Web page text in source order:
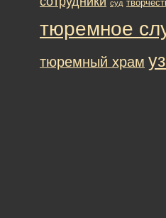
суд
тюремное
тюремный храм